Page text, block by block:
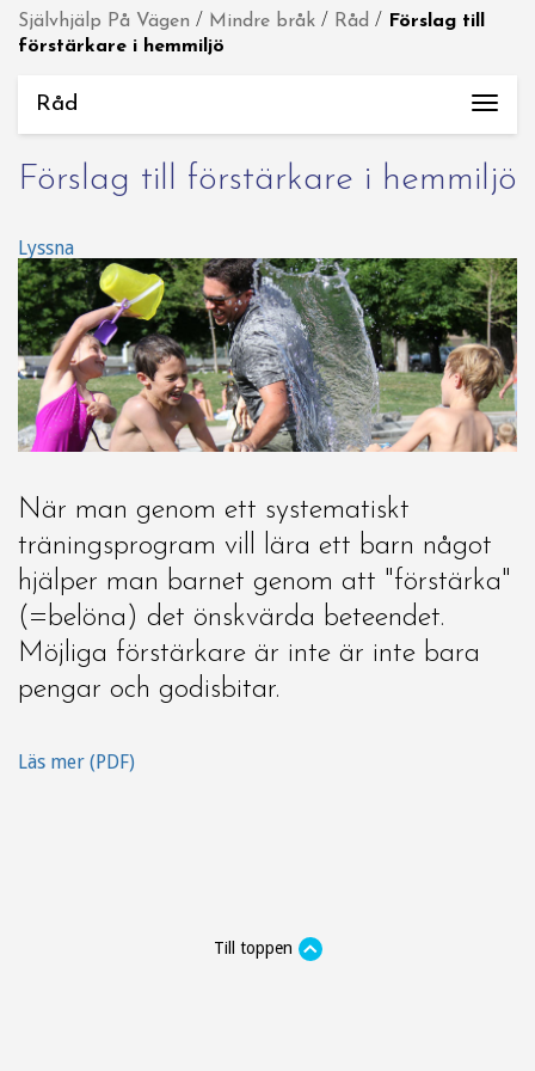
Självhjälp På Vägen / Mindre bråk / Råd / Förslag till
förstärkare i hemmiljö
Råd
Förslag till förstärkare i hemmiljö
Lyssna
När man genom ett systematiskt
träningsprogram vill lära ett barn något
hjälper man barnet genom att "förstärka"
(=belöna) det önskvärda beteendet.
Möjliga förstärkare är inte är inte bara
pengar och godisbitar.
Läs mer (PDF)
Till toppen